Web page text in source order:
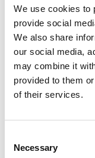
We use cookies to
provide social
We also share
our social media,
may combine it
provided to them
of their services.
Selection
Necessary
Vorteile:Der
es darum geht,
haben so die
bestimmten
so zielgenau
interessieren.
wenn ein Kunde
und